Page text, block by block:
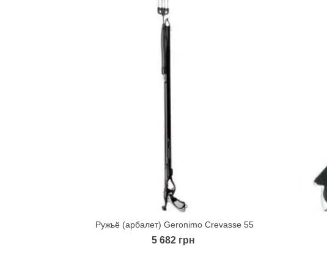
Quick view
Ружьё (арбалет) Geronimo Crevasse 55
5 682 грн